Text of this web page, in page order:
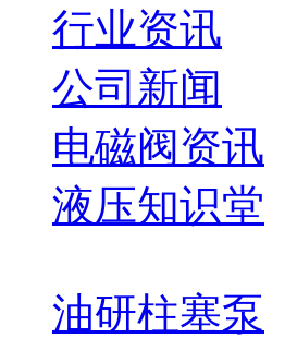
行业资讯
公司新闻
电磁阀资讯
液压知识堂
油研柱塞泵